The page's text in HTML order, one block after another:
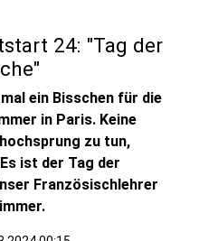
24: "Tag der
ein Bisschen für die
in Paris. Keine
zu tun,
ist der Tag der
Französischlehrer